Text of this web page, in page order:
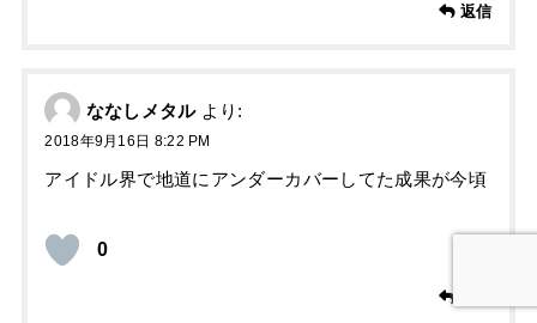
返信
ななしメタル より:
2018年9月16日 8:22 PM
アイドル界で地道にアンダーカバーしてた成果が今頃
0